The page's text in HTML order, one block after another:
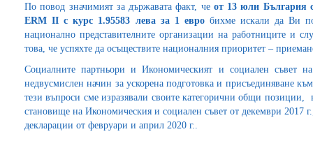
По повод значимият за държавата факт, че от 13 юли България
ERM II с курс 1.95583 лева за 1 евробихме искали да Ви
национално представителните организации на работниците и
това, че успяхте да осъществите националния приоритет –
Социалните партньори и Икономическият и социален съвет
недвусмислен начин за ускорена подготовка и присъединяване
тези въпроси сме изразявали своите категорични общи
становище на Икономическия и социален съвет от декември 2017
декларации от февруари и април 2020 г..